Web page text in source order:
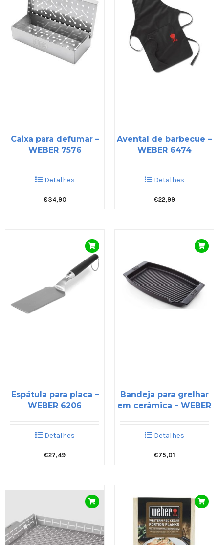
Caixa para defumar –
WEBER 7576
Detalhes
€34,90
Avental de barbecue –
WEBER 6474
Detalhes
€22,99
Espátula para placa –
WEBER 6206
Detalhes
€27,49
Bandeja para grelhar
em cerâmica – WEBER
Detalhes
€75,01